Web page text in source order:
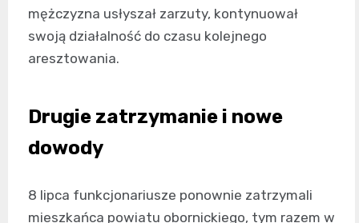
mężczyzna usłyszał zarzuty, kontynuował
swoją działalność do czasu kolejnego
aresztowania.
Drugie zatrzymanie i nowe
dowody
8 lipca funkcjonariusze ponownie zatrzymali
mieszkańca powiatu obornickiego, tym razem w